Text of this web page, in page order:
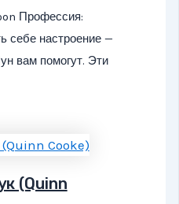
Профессия:
себе настроение —
вам помогут. Эти
(Quinn